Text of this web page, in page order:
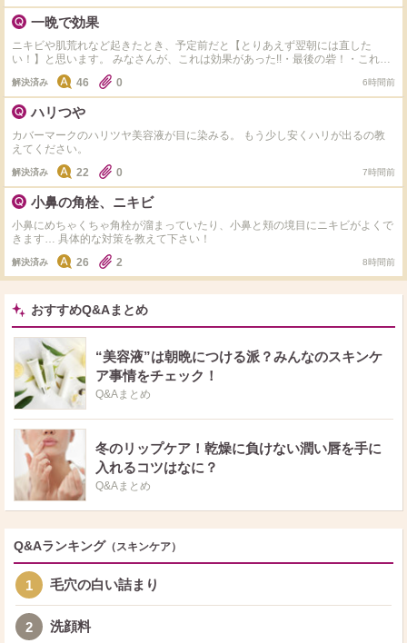
一晩で効果
ニキビや肌荒れなど起きたとき、予定前だと【とりあえず翌朝には直した
い！】と思います。 みなさんが、これは効果があった!!・最後の砦！・これが
あれば安心！ と思っている物があれば教えてほしいです。 睡眠と食事以外
であれば、スキンケアでもサプリでもなんでもOKです 実践されていることを
教えてください
解決済み 46 0 6時間前
ハリつや
カバーマークのハリツヤ美容液が目に染みる。 もう少し安くハリが出るの教
えてください。
解決済み 22 0 7時間前
小鼻の角栓、ニキビ
小鼻にめちゃくちゃ角栓が溜まっていたり、小鼻と頬の境目にニキビがよくで
きます… 具体的な対策を教えて下さい！
解決済み 26 2 8時間前
おすすめQ&Aまとめ
“美容液”は朝晩につける派？みんなのスキンケ
ア事情をチェック！
Q&Aまとめ
冬のリップケア！乾燥に負けない潤い唇を手に
入れるコツはなに？
Q&Aまとめ
Q&Aランキング （スキンケア）
1 毛穴の白い詰まり
2 洗顔料